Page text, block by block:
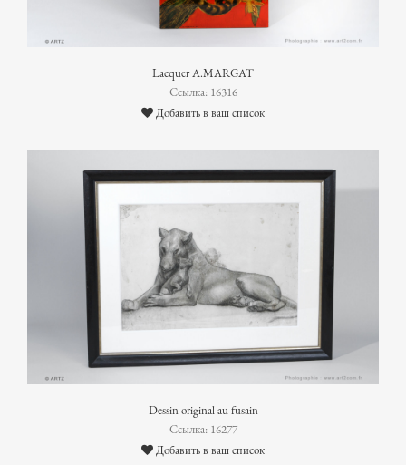
Lacquer A.MARGAT
Ссылка: 16316
Добавить в ваш список
Dessin original au fusain
Ссылка: 16277
Добавить в ваш список